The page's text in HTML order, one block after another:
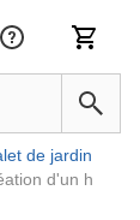
de jardin
d'un h